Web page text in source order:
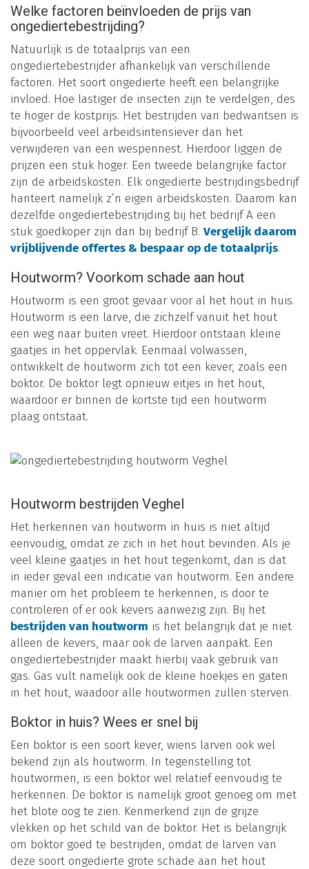
Welke factoren beïnvloeden de prijs van
ongediertebestrijding?
Natuurlijk is de totaalprijs van een
ongediertebestrijder afhankelijk van verschillende
factoren. Het soort ongedierte heeft een belangrijke
invloed. Hoe lastiger de insecten zijn te verdelgen, des
te hoger de kostprijs. Het bestrijden van bedwantsen is
bijvoorbeeld veel arbeidsintensiever dan het
verwijderen van een wespennest. Hierdoor liggen de
prijzen een stuk hoger. Een tweede belangrijke factor
zijn de arbeidskosten. Elk ongedierte bestrijdingsbedrijf
hanteert namelijk z’n eigen arbeidskosten. Daarom kan
dezelfde ongediertebestrijding bij het bedrijf A een
stuk goedkoper zijn dan bij bedrijf B. Vergelijk daarom
vrijblijvende offertes & bespaar op de totaalprijs.
Houtworm? Voorkom schade aan hout
Houtworm is een groot gevaar voor al het hout in huis.
Houtworm is een larve, die zichzelf vanuit het hout
een weg naar buiten vreet. Hierdoor ontstaan kleine
gaatjes in het oppervlak. Eenmaal volwassen,
ontwikkelt de houtworm zich tot een kever, zoals een
boktor. De boktor legt opnieuw eitjes in het hout,
waardoor er binnen de kortste tijd een houtworm
plaag ontstaat.
Houtworm bestrijden Veghel
Het herkennen van houtworm in huis is niet altijd
eenvoudig, omdat ze zich in het hout bevinden. Als je
veel kleine gaatjes in het hout tegenkomt, dan is dat
in ieder geval een indicatie van houtworm. Een andere
manier om het probleem te herkennen, is door te
controleren of er ook kevers aanwezig zijn. Bij het
bestrijden van houtworm is het belangrijk dat je niet
alleen de kevers, maar ook de larven aanpakt. Een
ongediertebestrijder maakt hierbij vaak gebruik van
gas. Gas vult namelijk ook de kleine hoekjes en gaten
in het hout, waadoor alle houtwormen zullen sterven.
Boktor in huis? Wees er snel bij
Een boktor is een soort kever, wiens larven ook wel
bekend zijn als houtworm. In tegenstelling tot
houtwormen, is een boktor wel relatief eenvoudig te
herkennen. De boktor is namelijk groot genoeg om met
het blote oog te zien. Kenmerkend zijn de grijze
vlekken op het schild van de boktor. Het is belangrijk
om boktor goed te bestrijden, omdat de larven van
deze soort ongedierte grote schade aan het hout